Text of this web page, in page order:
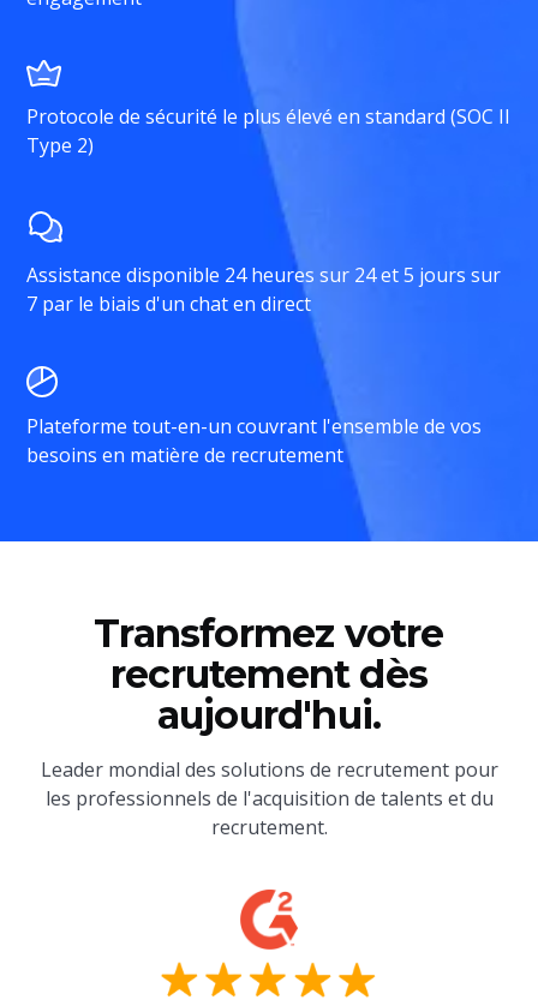
Protocole de sécurité le plus élevé en standard (SOC II
Type 2)
Assistance disponible 24 heures sur 24 et 5 jours sur
7 par le biais d'un chat en direct
Plateforme tout-en-un couvrant l'ensemble de vos
besoins en matière de recrutement
Transformez votre
recrutement dès
aujourd'hui.
Leader mondial des solutions de recrutement pour
les professionnels de l'acquisition de talents et du
recrutement.